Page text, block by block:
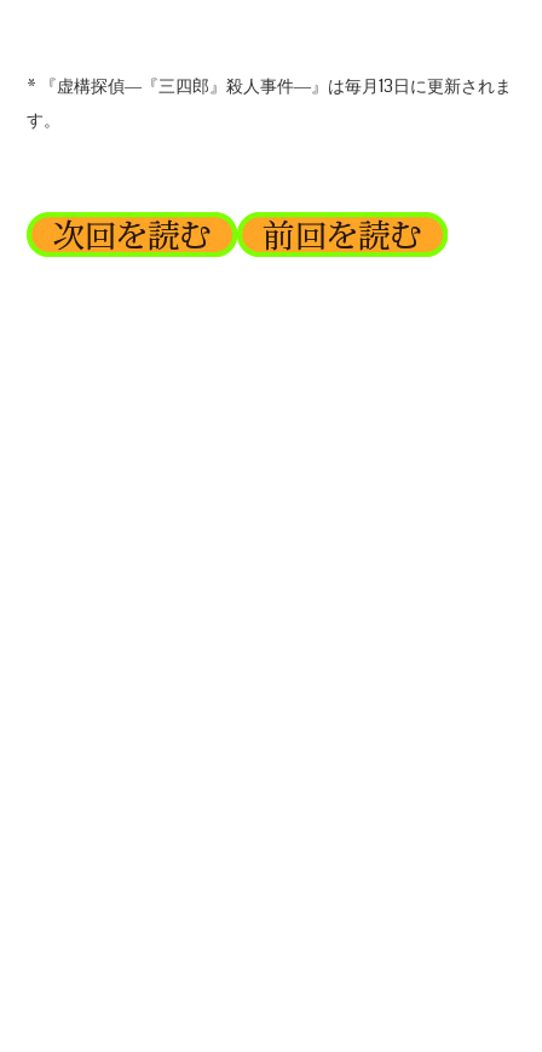
* 『虚構探偵―『三四郎』殺人事件―』は毎月13日に更新されま
す。